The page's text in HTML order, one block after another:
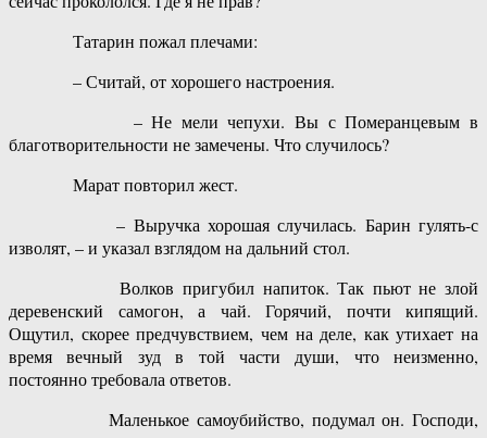
Татарин пожал плечами:
– Считай, от хорошего настроения.
– Не мели чепухи. Вы с Померанцевым в
благотворительности не замечены. Что случилось?
Марат повторил жест.
– Выручка хорошая случилась. Барин гулять-с
изволят, – и указал взглядом на дальний стол.
Волков пригубил напиток. Так пьют не злой
деревенский самогон, а чай. Горячий, почти кипящий.
Ощутил, скорее предчувствием, чем на деле, как утихает на
время вечный зуд в той части души, что неизменно,
постоянно требовала ответов.
Маленькое самоубийство, подумал он. Господи,